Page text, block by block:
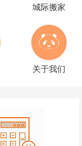
城际搬家
关于我们